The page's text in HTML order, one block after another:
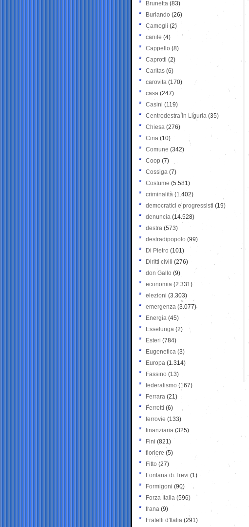
Brunetta (83)
Burlando (26)
Camogli (2)
canile (4)
Cappello (8)
Caprotti (2)
Caritas (6)
carovita (170)
casa (247)
Casini (119)
Centrodestra in Liguria (35)
Chiesa (276)
Cina (10)
Comune (342)
Coop (7)
Cossiga (7)
Costume (5.581)
criminalità (1.402)
democratici e progressisti (19)
denuncia (14.528)
destra (573)
destradipopolo (99)
Di Pietro (101)
Diritti civili (276)
don Gallo (9)
economia (2.331)
elezioni (3.303)
emergenza (3.077)
Energia (45)
Esselunga (2)
Esteri (784)
Eugenetica (3)
Europa (1.314)
Fassino (13)
federalismo (167)
Ferrara (21)
Ferretti (6)
ferrovie (133)
finanziaria (325)
Fini (821)
fioriere (5)
Fitto (27)
Fontana di Trevi (1)
Formigoni (90)
Forza Italia (596)
frana (9)
Fratelli d'Italia (291)